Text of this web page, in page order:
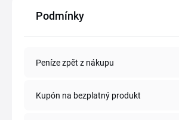
Podmínky
Peníze zpět z nákupu
Kupón na bezplatný produkt